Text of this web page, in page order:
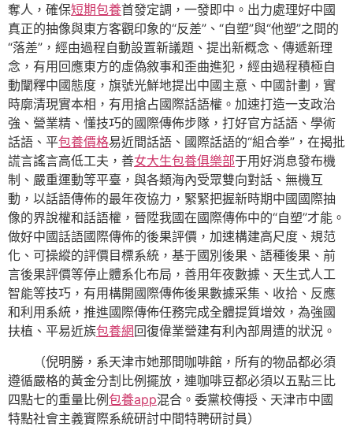
奪人，確保短期包養首發定調，一發即中。出力處理好中國
真正的抽像與東方客觀印象的“反差”、“自塑”與“他塑”之間的
“落差”，經由過程自動設置新議題、提出新概念、傳遞新理
念，有用回應東方的虛偽敘事和歪曲進犯，經由過程積極自
動闡釋中國態度，旗號光鮮地提出中國主意、中國計劃，實
時廓清現實本相，有用搶占國際話語權。加速打造一支政治
強、營業精、懂技巧的國際傳佈步隊，打好官方話語、學術
話語、平包養價格易近間話語、國際話語的“組合拳”，在揭批
謊言謠言高低工夫，善女大生包養俱樂部于用好消息發布機
制、嚴重運動等平臺，與各類海內受眾雙向對話、無機互
動，以話語傳佈的最年夜協力，緊緊把握新時期中國國際抽
像的界說權和話語權，晉陞我國在國際傳佈中的“自塑”才能。
做好中國話語國際傳佈的後果評價，加速構建高尺度、規范
化、可操縱的評價目標系統，基于國別後果、語種後果、前
言後果評價等停止體系化布局，善用年夜數據、天生式人工
智能等技巧，有用構開國際傳佈後果數據采集、收拾、反應
和利用系統，推進國際傳佈任務完成全體提質增效，為強國
扶植、平易近族包養網 回復偉業營建有利內部周遭的狀況。
（倪明勝，系天津市她那間咖啡館，所有的物品都必須
遵循嚴格的黃金分割比例擺放，連咖啡豆都必須以五點三比
四點七的重量比例包養app混合。委黨校傳授、天津市中國
特點社會主義實際系統研討中間特聘研討員）